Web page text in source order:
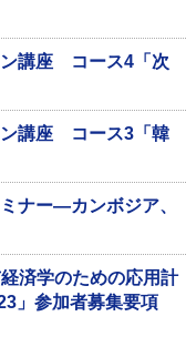
ン講座 コース4「次
ン講座 コース3「韓
ナー―カンボジア、
済学のための応用計
」参加者募集要項